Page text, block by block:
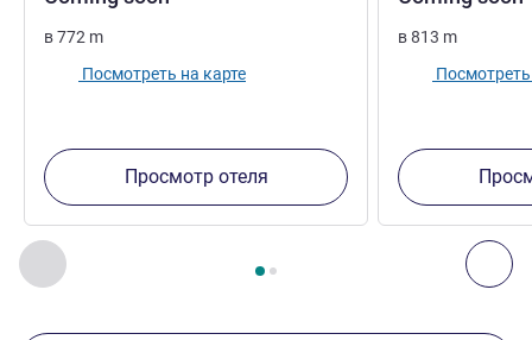
Назад - Другие отели поблизости
Страница , Другие отели поблизости 1 :, Другие
в772 m
Посмотреть на карте
Просмотр отеля
в813 m
Посмотреть